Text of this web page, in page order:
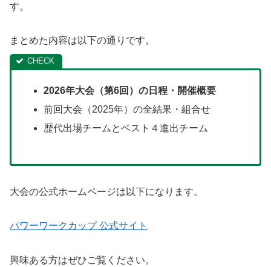
す。
まとめた内容は以下の通りです。
2026年大会（第6回）の日程・開催概要
前回大会（2025年）の全結果・組合せ
歴代出場チームとベスト４進出チーム
大会の公式ホームページは以下になります。
パワーワークカップ 公式サイト
興味ある方はぜひご覧ください。